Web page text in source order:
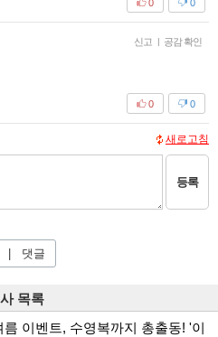
0
0
신고 | 공감 확인
0
0
새로고침
등록
댓글
목록
름 이벤트, 수영복까지 총출동! '이